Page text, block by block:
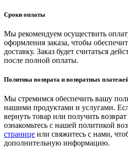
Сроки оплаты
Мы рекомендуем осуществить
оформления заказа, чтобы
доставку. Заказ будет считаться
после полной оплаты.
Политика возврата и возвратных
Мы стремимся обеспечить вашу
нашими продуктами и услугами.
вернуть товар или получить
ознакомьтесь с нашей политикой
странице или свяжитесь с нами,
дополнительную информацию.